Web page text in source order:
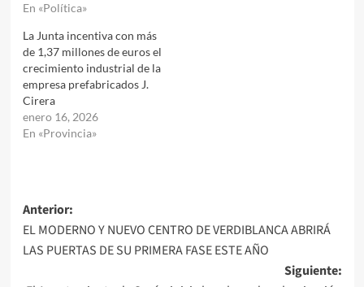
En «Política»
La Junta incentiva con más
de 1,37 millones de euros el
crecimiento industrial de la
empresa prefabricados J.
Cirera
enero 16, 2026
En «Provincia»
Navegación
de
entradas
Anterior:
EL MODERNO Y NUEVO CENTRO DE VERDIBLANCA ABRIRÁ
LAS PUERTAS DE SU PRIMERA FASE ESTE AÑO
Siguiente: